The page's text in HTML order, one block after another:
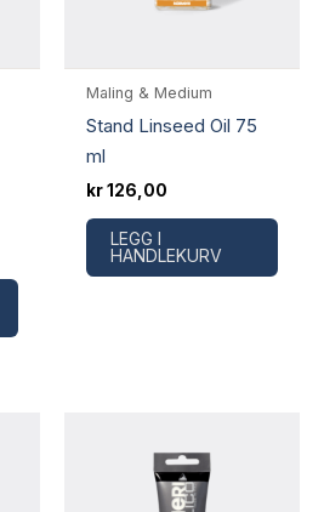
Maling & Medium
Stand Linseed Oil 75
ml
kr126,00
LEGG I
HANDLEKURV